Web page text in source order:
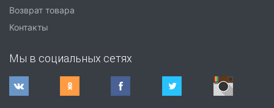
Возврат товара
Контакты
Мы в социальных сетях